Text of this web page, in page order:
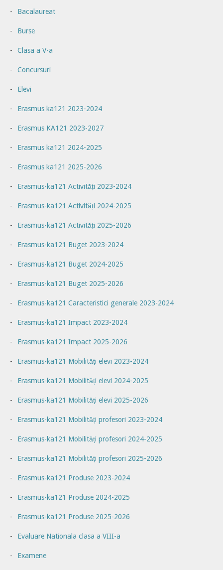
Bacalaureat
Burse
Clasa a V-a
Concursuri
Elevi
Erasmus ka121 2023-2024
Erasmus KA121 2023-2027
Erasmus ka121 2024-2025
Erasmus ka121 2025-2026
Erasmus-ka121 Activități 2023-2024
Erasmus-ka121 Activități 2024-2025
Erasmus-ka121 Activități 2025-2026
Erasmus-ka121 Buget 2023-2024
Erasmus-ka121 Buget 2024-2025
Erasmus-ka121 Buget 2025-2026
Erasmus-ka121 Caracteristici generale 2023-2024
Erasmus-ka121 Impact 2023-2024
Erasmus-ka121 Impact 2025-2026
Erasmus-ka121 Mobilități elevi 2023-2024
Erasmus-ka121 Mobilități elevi 2024-2025
Erasmus-ka121 Mobilități elevi 2025-2026
Erasmus-ka121 Mobilități profesori 2023-2024
Erasmus-ka121 Mobilități profesori 2024-2025
Erasmus-ka121 Mobilități profesori 2025-2026
Erasmus-ka121 Produse 2023-2024
Erasmus-ka121 Produse 2024-2025
Erasmus-ka121 Produse 2025-2026
Evaluare Nationala clasa a VIII-a
Examene